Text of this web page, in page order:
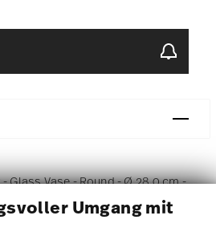
Umgang mit
Glass Vase - Round - Ø 28,0 cm -